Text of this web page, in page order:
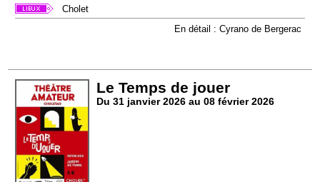
Cholet
En détail : Cyrano de Bergerac
Le Temps de jouer
Du 31 janvier 2026 au 08 février 2026